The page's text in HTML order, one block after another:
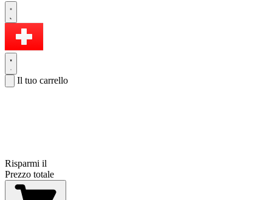
Il tuo carrello
Risparmi il
Prezzo totale